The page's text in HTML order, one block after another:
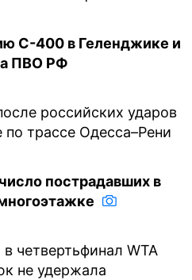
С-400 в Геленджике и
ПВО РФ
российских ударов
трассе Одесса–Рени
пострадавших в
четвертьфинал WTA
не удержала